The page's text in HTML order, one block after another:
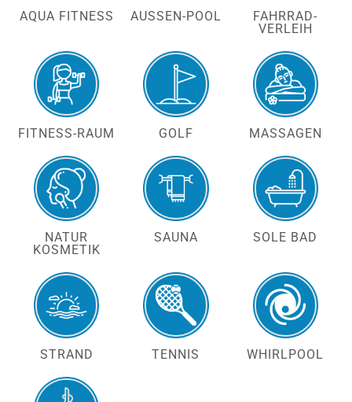
AQUA FITNESS AUSSEN-POOL
FAHRRAD-
VERLEIH
FITNESS-RAUM GOLF MASSAGEN
NATUR
KOSMETIK
SAUNA SOLE BAD
STRAND TENNIS WHIRLPOOL